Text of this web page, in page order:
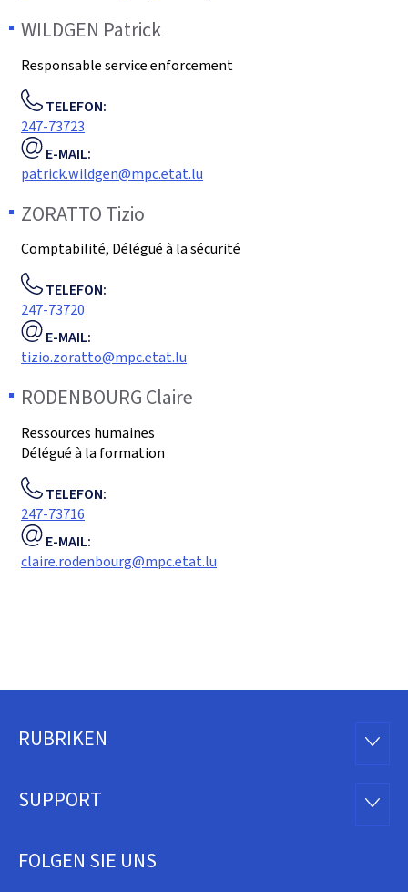
WILDGEN Patrick
Responsable service enforcement
TELEFON:
247-73723
E-MAIL:
patrick.wildgen@mpc.etat.lu
ZORATTO Tizio
Comptabilité, Délégué à la sécurité
TELEFON:
247-73720
E-MAIL:
tizio.zoratto@mpc.etat.lu
RODENBOURG Claire
Ressources humaines
Délégué à la formation
TELEFON:
247-73716
E-MAIL:
claire.rodenbourg@mpc.etat.lu
Footer
RUBRIKEN
SUPPORT
FOLGEN SIE UNS